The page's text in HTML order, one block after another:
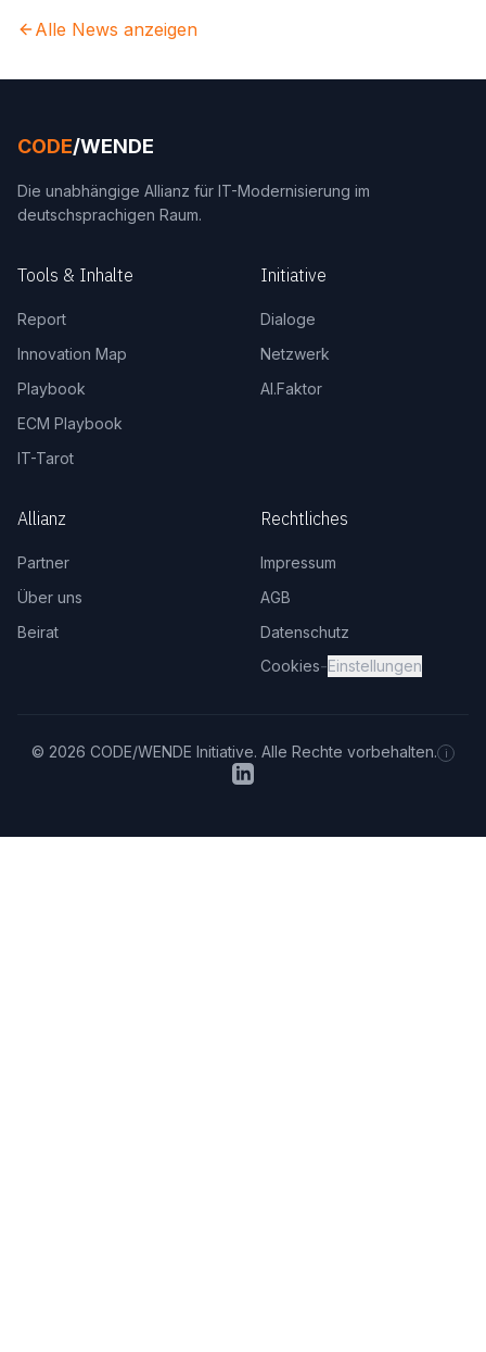
Alle News anzeigen
CODE/WENDE
Die unabhängige Allianz für IT-Modernisierung im
deutschsprachigen Raum.
Tools & Inhalte
Report
Innovation Map
Playbook
ECM Playbook
IT-Tarot
Initiative
Dialoge
Netzwerk
AI.Faktor
Allianz
Partner
Über uns
Beirat
Rechtliches
Impressum
AGB
Datenschutz
Cookies-Einstellungen
© 2026 CODE/WENDE Initiative. Alle Rechte vorbehalten. i